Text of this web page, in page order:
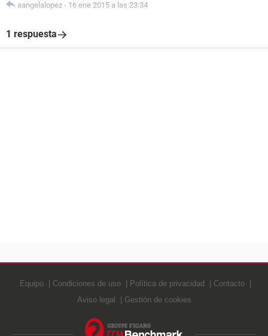
aangelalopez - 16 ene 2015 a las 23:34
1 respuesta
Equipo Condiciones de uso Política de privacidad
Contacto
Aviso legal
Gestión de cookies